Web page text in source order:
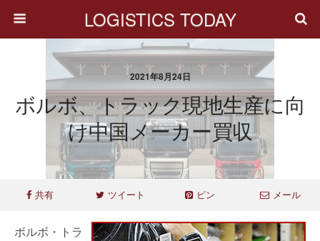
LOGISTICS TODAY
2021年8月24日
ボルボ、トラック現地生産に向
け中国メーカー買収
共有 ツイート ピン メール
ボルボ・トラ